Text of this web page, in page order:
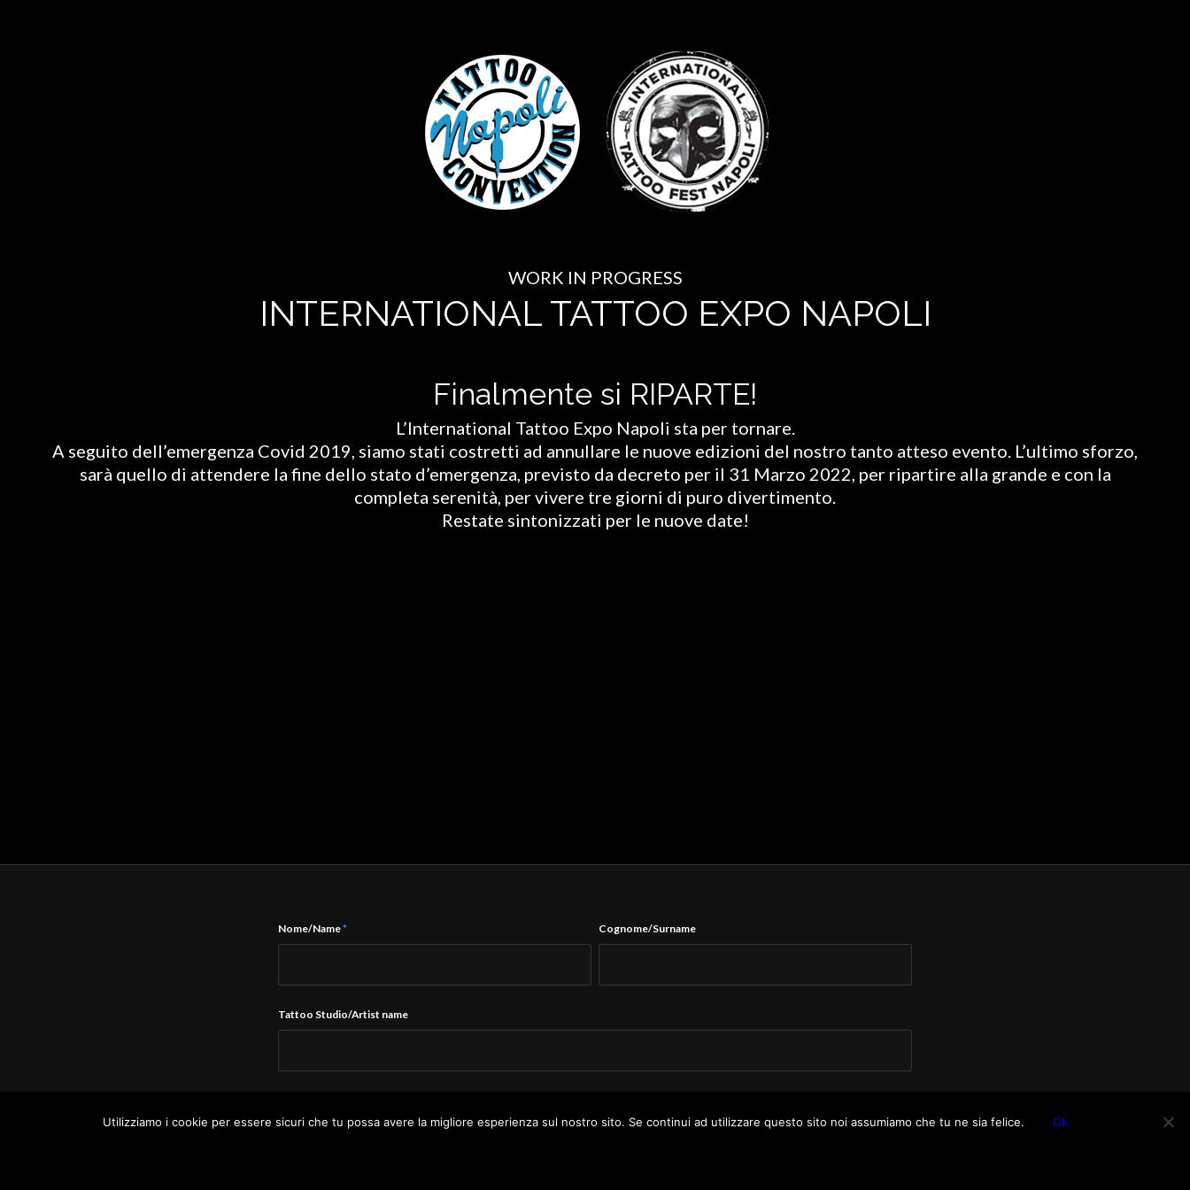
WORK IN PROGRESS
INTERNATIONAL TATTOO EXPO NAPOLI
Finalmente si RIPARTE!
L’International Tattoo Expo Napoli sta per tornare.
A seguito dell’emergenza Covid 2019, siamo stati costretti ad annullare le nuove edizioni del nostro tanto atteso evento. L’ultimo sforzo,
sarà quello di attendere la fine dello stato d’emergenza, previsto da decreto per il 31 Marzo 2022, per ripartire alla grande e con la
completa serenità, per vivere tre giorni di puro divertimento.
Restate sintonizzati per le nuove date!
Nome/Name* Cognome/Surname
Tattoo Studio/Artist name
Utilizziamo i cookie per essere sicuri che tu possa avere la migliore esperienza sul nostro sito. Se continui ad utilizzare questo sito noi assumiamo che tu ne sia felice. Ok